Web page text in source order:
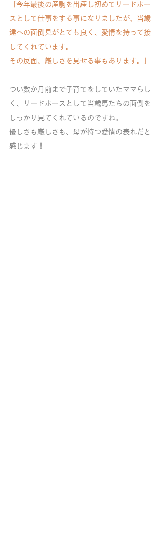
「今年最後の産駒を出産し初めてリードホー
スとして仕事をする事になりましたが、当歳
達への面倒見がとても良く、愛情を持って接
してくれています。
その反面、厳しさを見せる事もあります。」
つい数か月前まで子育てをしていたママらし
く、リードホースとして当歳馬たちの面倒を
しっかり見てくれているのですね。
優しさも厳しさも、母が持つ愛情の表れだと
感じます！